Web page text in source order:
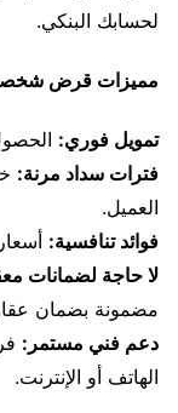
لحسابك البنكي.
مميزات قرض
تمويل فوري:
فترات سداد مرنة:
العميل.
فوائد تنافسية:
لا حاجة لضمانات
مضمونة بضمان
دعم فني مستمر:
الهاتف أو الإنترنت.